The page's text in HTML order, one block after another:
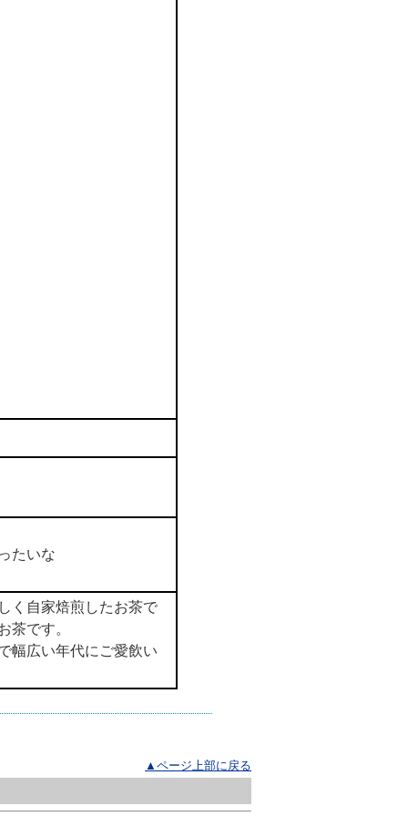
たいな
く自家焙煎したお茶で
茶です。
幅広い年代にご愛飲い
▲ページ上部に戻る